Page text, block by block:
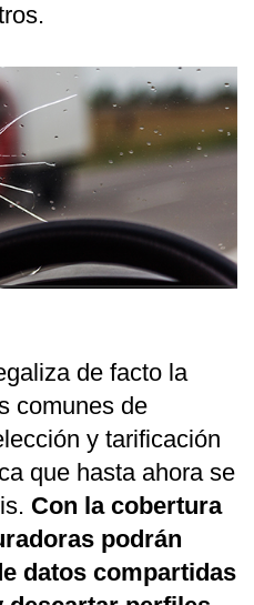
de facto la
comunes de
y tarificación
que hasta ahora se
Con la cobertura
podrán
datos compartidas